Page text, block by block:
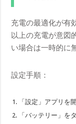
充電の最適化が有
以上の充電が意図
い場合は一時的に
設定手順：
「設定」アプリを
「バッテリー」を